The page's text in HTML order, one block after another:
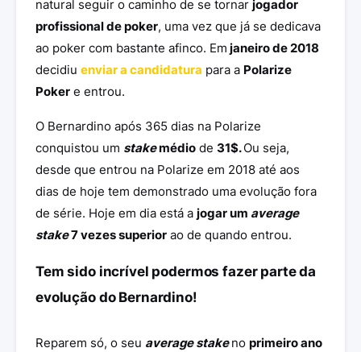
natural seguir o caminho de se tornar jogador
profissional de poker, uma vez que já se dedicava
ao poker com bastante afinco. Em janeiro de 2018
decidiu enviar a candidatura para a Polarize
Poker e entrou.
O Bernardino após 365 dias na Polarize
conquistou um stakemédio de 31$.Ou seja,
desde que entrou na Polarize em 2018 até aos
dias de hoje tem demonstrado uma evolução fora
de série. Hoje em dia está a jogar um average
stake7 vezes superior ao de quando entrou.
Tem sido incrível podermos fazer parte da
evolução do Bernardino!
Reparem só, o seu average stakeno primeiro ano